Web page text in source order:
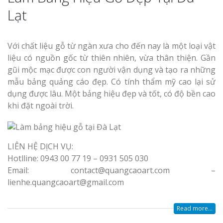
Lạt
Với chất liệu gỗ từ ngàn xưa cho đến nay là một loại vật
liệu có nguồn gốc từ thiên nhiên, vừa thân thiện. Gần
gũi mộc mạc được con người vận dụng và tạo ra những
mẫu bảng quảng cáo đẹp. Có tính thẩm mỹ cao lại sử
dụng được lâu. Một bảng hiệu đẹp và tốt, có độ bền cao
khi đặt ngoài trời.
LIÊN HỆ DỊCH VỤ:
Hotlline: 0943 00 77 19 – 0931 505 030
Email: contact@quangcaoart.com –
lienhe.quangcaoart@gmail.com
Read more...